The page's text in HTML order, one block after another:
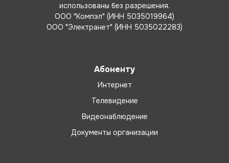
использованы без разрешения.
ООО "Компэл" (ИНН 5035019964)
ООО "Электранет" (ИНН 5035022283)
Абоненту
Интернет
Телевидение
Видеонаблюдение
Документы организации